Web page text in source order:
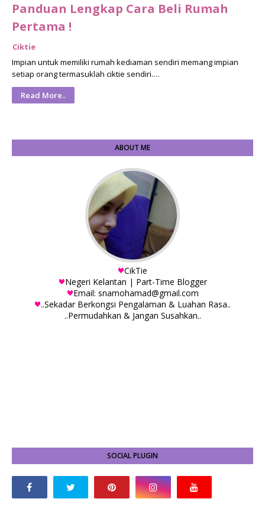
Panduan Lengkap Cara Beli Rumah
Pertama !
Ciktie
Impian untuk memiliki rumah kediaman sendiri memang impian
setiap orang termasuklah ciktie sendiri.…
Read More..
ABOUT ME
CikTie
Negeri Kelantan | Part-Time Blogger
Email: snamohamad@gmail.com
..Sekadar Berkongsi Pengalaman & Luahan Rasa..
..Permudahkan & Jangan Susahkan..
SOCIAL PLUGIN